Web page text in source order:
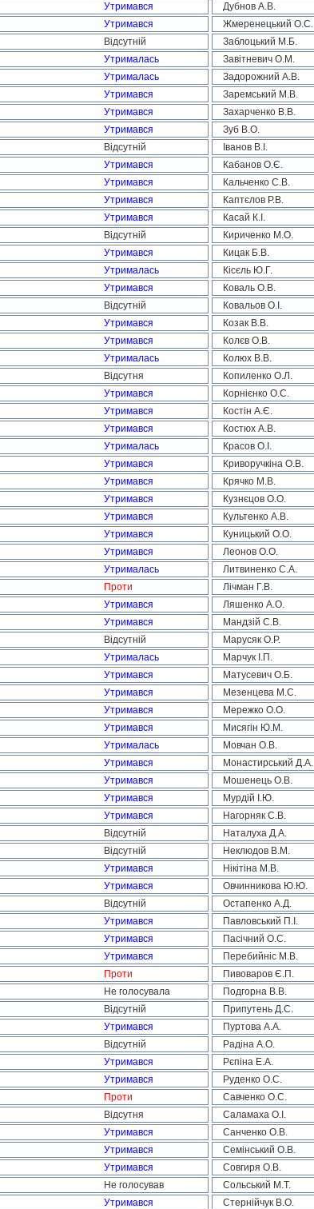
Утримався Дубнов А.В.
Утримався Жмеренецький О.С.
Відсутній Заблоцький М.Б.
Утрималась Завітневич О.М.
Утрималась Задорожний А.В.
Утримався Заремський М.В.
Утримався Захарченко В.В.
Утримався Зуб В.О.
Відсутній Іванов В.І.
Утримався Кабанов О.Є.
Утримався Кальченко С.В.
Утримався Каптєлов Р.В.
Утримався Касай К.І.
Відсутній Кириченко М.О.
Утримався Кицак Б.В.
Утрималась Кісєль Ю.Г.
Утримався Коваль О.В.
Відсутній Ковальов О.І.
Утримався Козак В.В.
Утримався Колєв О.В.
Утрималась Колюх В.В.
Відсутня Копиленко О.Л.
Утримався Корнієнко О.С.
Утримався Костін А.Є.
Утримався Костюх А.В.
Утрималась Красов О.І.
Утримався Криворучкіна О.В.
Утримався Крячко М.В.
Утримався Кузнєцов О.О.
Утримався Культенко А.В.
Утримався Куницький О.О.
Утримався Леонов О.О.
Утрималась Литвиненко С.А.
Проти Лічман Г.В.
Утримався Ляшенко А.О.
Утримався Мандзій С.В.
Відсутній Марусяк О.Р.
Утрималась Марчук І.П.
Утримався Матусевич О.Б.
Утримався Мезенцева М.С.
Утримався Мережко О.О.
Утримався Мисягін Ю.М.
Утрималась Мовчан О.В.
Утримався Монастирський Д.А.
Утримався Мошенець О.В.
Утримався Мурдій І.Ю.
Утримався Нагорняк С.В.
Відсутній Наталуха Д.А.
Відсутній Неклюдов В.М.
Утримався Нікітіна М.В.
Утримався Овчинникова Ю.Ю.
Відсутній Остапенко А.Д.
Утримався Павловський П.І.
Утримався Пасічний О.С.
Утримався Перебийніс М.В.
Проти Пивоваров Є.П.
Не голосувала Подгорна В.В.
Відсутній Припутень Д.С.
Утримався Пуртова А.А.
Відсутній Радіна А.О.
Утримався Рєпіна Е.А.
Утримався Руденко О.С.
Проти Савченко О.С.
Відсутня Саламаха О.І.
Утримався Санченко О.В.
Утримався Семінський О.В.
Утримався Совгиря О.В.
Не голосував Сольський М.Т.
Утримався Стернійчук В.О.